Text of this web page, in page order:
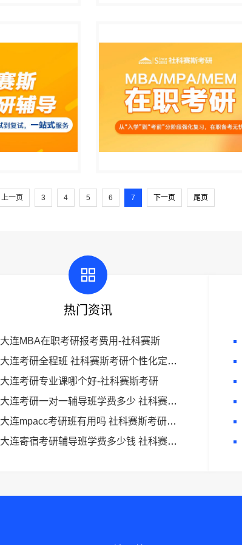
上一页 3 4 5 6 7 下一页 尾页
热门资讯
大连MBA在职考研报考费用-社科赛斯
大连考研全程班 社科赛斯考研个性化定制课程
大连考研专业课哪个好-社科赛斯考研
大连考研一对一辅导班学费多少 社科赛斯考研服务人才伴您成长
大连mpacc考研班有用吗 社科赛斯考研全年魔鬼集训营
大连寄宿考研辅导班学费多少钱 社科赛斯考研专业辅导机构